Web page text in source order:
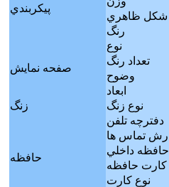
پيکربندي
شکل ظاهري
رنگ
صفحه نمايش
نوع
تعداد رنگ
وضوح
ابعاد
زنگ
نوع زنگ
حافظه
دفترچه تلفن
تماس ها
حافظه داخلي
کارت حافظه
نوع کارت